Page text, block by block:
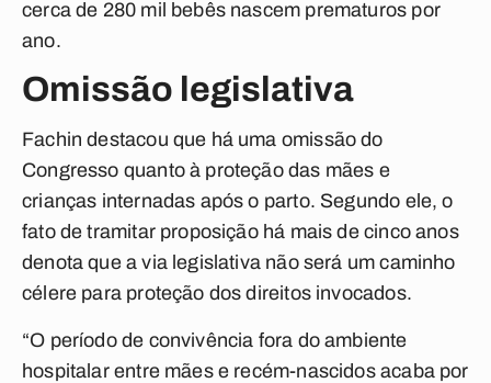
cerca de 280 mil bebês nascem prematuros por
ano.
Omissão legislativa
Fachin destacou que há uma omissão do
Congresso quanto à proteção das mães e
crianças internadas após o parto. Segundo ele, o
fato de tramitar proposição há mais de cinco anos
denota que a via legislativa não será um caminho
célere para proteção dos direitos invocados.
“O período de convivência fora do ambiente
hospitalar entre mães e recém-nascidos acaba por